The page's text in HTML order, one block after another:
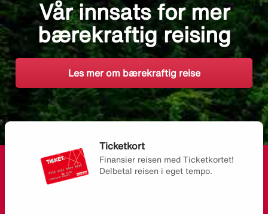
Vår innsats for mer
bærekraftig reising
Les mer om bærekraftig reise
Ticketkort
Finansier reisen med Ticketkortet!
Delbetal reisen i eget tempo.